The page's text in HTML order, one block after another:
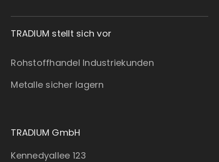
TRADIUM stellt sich vor
Rohstoffhandel Industriekunden
Metalle sicher lagern
TRADIUM GmbH
Kennedyallee 123